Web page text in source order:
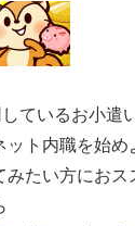
ているお小遣
ト内職を始め
たい方におス